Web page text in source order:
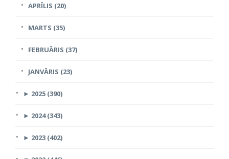
APRĪLIS (20)
MARTS (35)
FEBRUĀRIS (37)
JANVĀRIS (23)
► 2025 (390)
► 2024 (343)
► 2023 (402)